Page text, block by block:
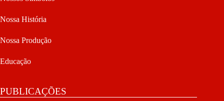
Nossa História
Nossa Produção
Educação
PUBLICAÇÕES